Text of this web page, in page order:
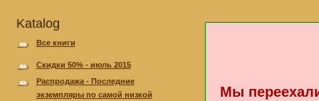
Katalog
Все книги
Скидки 50% - июль 2015
Pаспродажа - Последние
экземпляры по самой низкой
Мы